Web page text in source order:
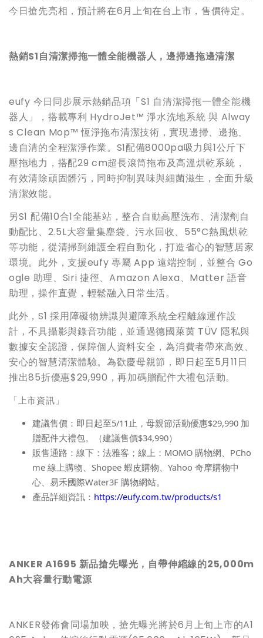
今日搶先亮相，預計將在6月上旬在台上市，售價待定。
熱銷S1自清潔掃拖一體全能機器人，邊掃邊拖邊清潔
eufy 今日同步展示熱銷品項「S1 自清潔掃拖一體全能機
器人」，搭載專利 HydroJet™ 淨水洗地系統 與 Alway
s Clean Mop™ 恆淨拖布清潔技術，實現邊掃、邊拖、
邊自清的全程潔淨作業。S1配備8000pa吸力與1公斤下
壓拖地力，搭配29 cm超長滾筒拖布及高溫烘乾系統，
有效清除頑固髒污，同時抑制異味與細菌滋生，全面升級
清潔效能。
另S1 配備10合1全能基站，整合自動高壓洗布、清潔劑自
動配比、2.5L大容量集塵袋、污水回收、55°C熱風烘乾
等功能，從清掃到維護全程自動化，打造省心的智慧居家
環境。此外，支援eufy 專屬 App 遠端控制，並整合 Go
ogle 助理、Siri 捷徑、Amazon Alexa、Matter 語音
助理，操作直覺，輕鬆融入日常生活。
此外，S1 採用障礙物辨識與避障系統全程離線運作設
計，不具攝影與錄音功能，並通過德國萊茵 TÜV 隱私與
數據安全認證，保障個人資料安全，為消費者帶來高效、
安心的智慧清潔體驗。為歡慶母親節，即日起至5月11日
推出85折優惠$29,990，再加碼贈配件大禮包活動。
「上市資訊」
建議售價：即日起至5/11 止，母親節活動優惠$29,990 加
贈配件大禮包。（建議售價$34,990）
販售通路：線下：法雅客；線上： MOMO 購物網、 PCho
me 線上購物、 Shopee 蝦皮購物、 Yahoo 奇摩購物中
心、易禾國際Water3F 購物網站。
產品詳細資訊： https://eufy.com.tw/products/s1
ANKER A1695 新品搶先曝光，自帶伸縮線的25,000m
Ah大容量行動電源
ANKER發佈會同場加映，搶先曝光將於6月上旬上市的A1